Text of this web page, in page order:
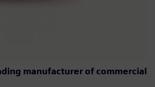
manufacturer of commercial